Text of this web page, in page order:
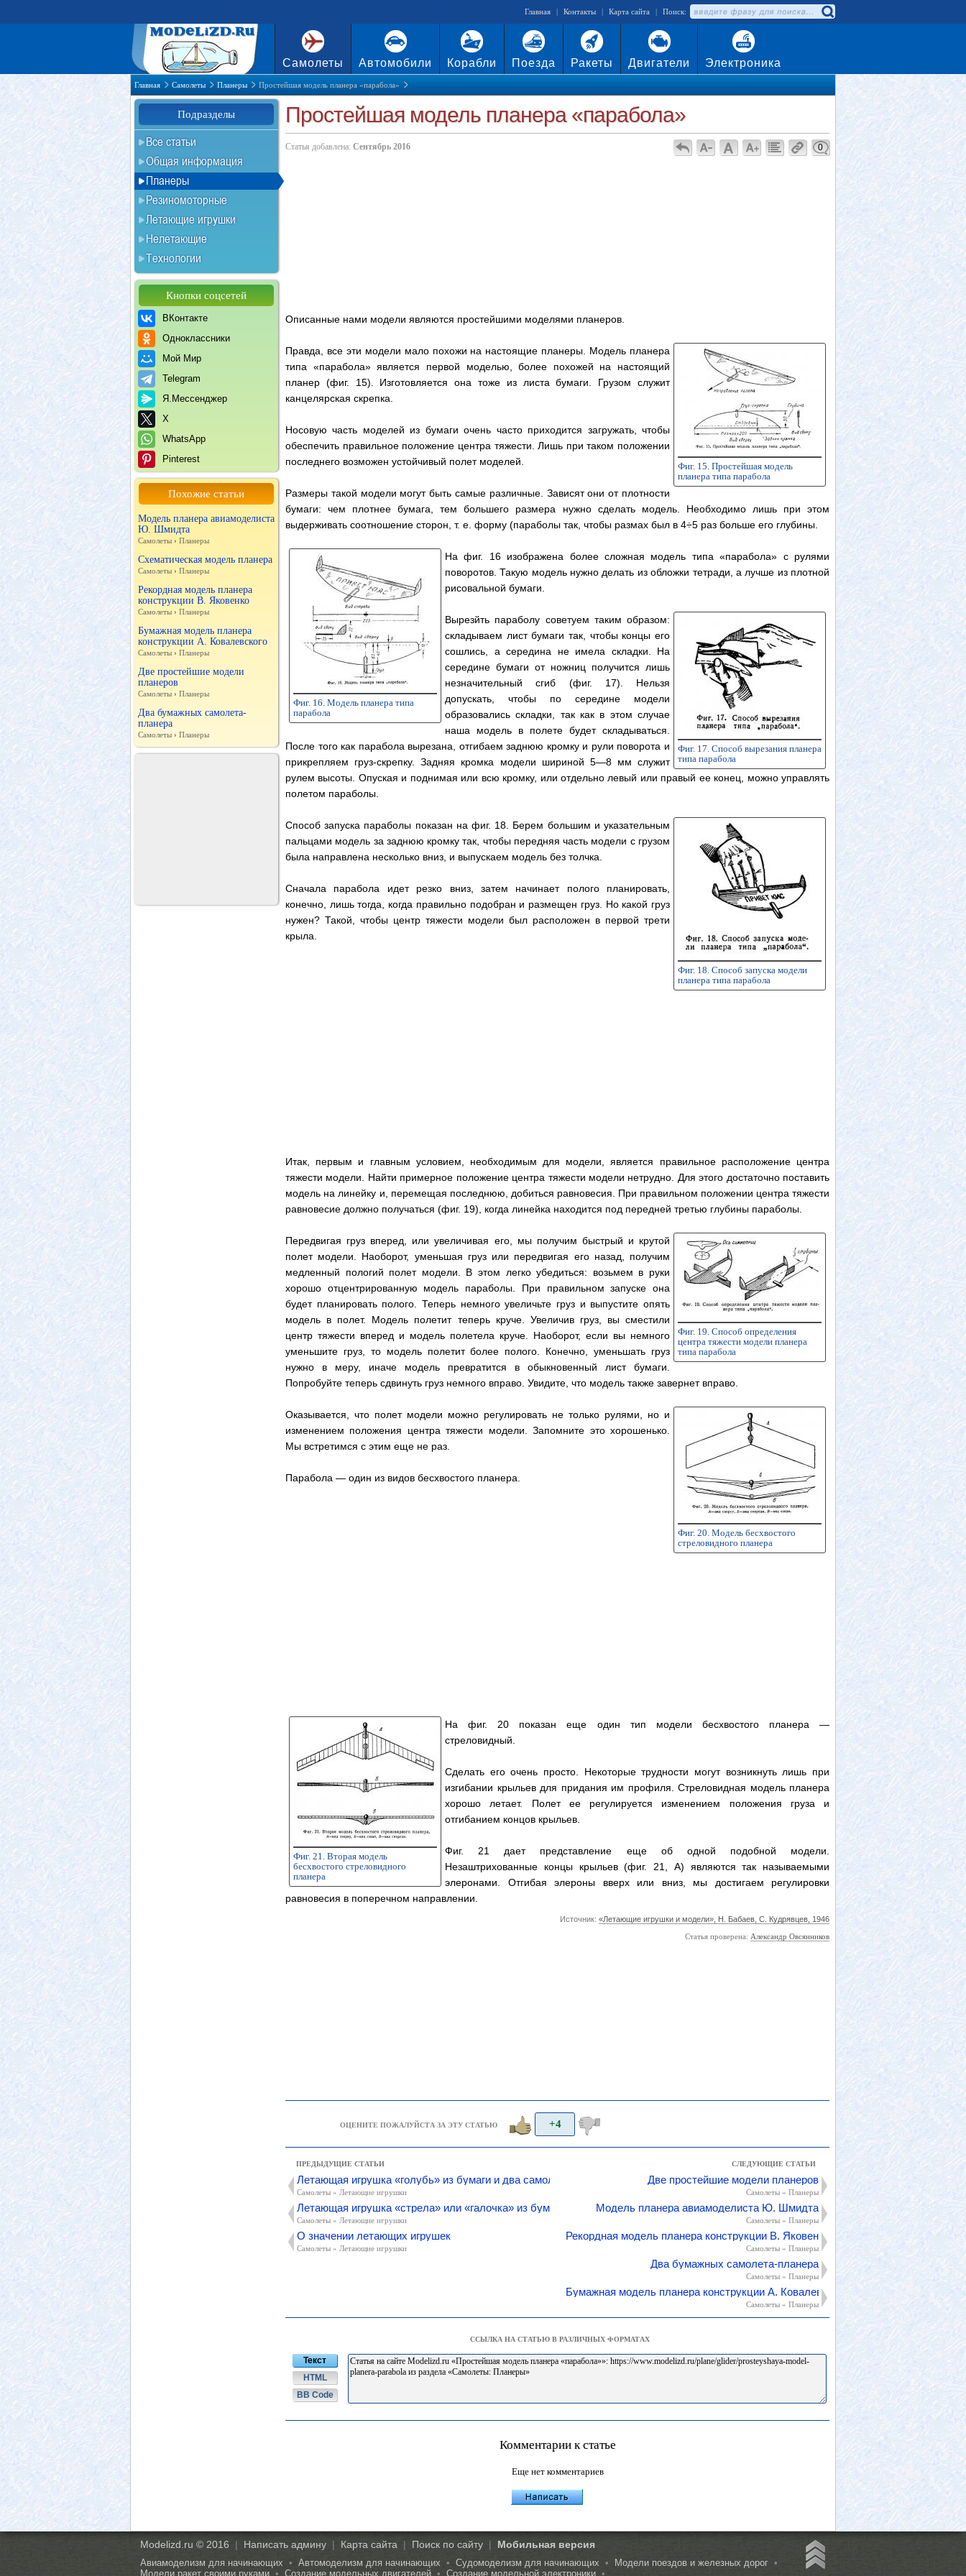
Главная | Контакты | Карта сайта | Поиск:
Самолеты Автомобили Корабли Поезда Ракеты Двигатели Электроника
Главная Самолеты Планеры Простейшая модель планера «парабола»
Подразделы
Все статьи
Общая информация
Планеры
Резиномоторные
Летающие игрушки
Нелетающие
Технологии
Кнопки соцсетей
ВКонтакте
Одноклассники
Мой Мир
Telegram
Я.Мессенджер
X
WhatsApp
Pinterest
Похожие статьи
Модель планера авиамоделиста
Ю. Шмидта
Самолеты › Планеры
Схематическая модель планера
Самолеты › Планеры
Рекордная модель планера
конструкции В. Яковенко
Самолеты › Планеры
Бумажная модель планера
конструкции А. Ковалевского
Самолеты › Планеры
Две простейшие модели
планеров
Самолеты › Планеры
Два бумажных самолета-
планера
Самолеты › Планеры
Простейшая модель планера «парабола»
Статья добавлена: Сентябрь 2016 0
Описанные нами модели являются простейшими моделями планеров.
Фиг. 15. Простейшая модель
планера типа парабола
Правда, все эти модели мало похожи на настоящие планеры. Модель планера
типа «парабола» является первой моделью, более похожей на настоящий
планер (фиг. 15). Изготовляется она тоже из листа бумаги. Грузом служит
канцелярская скрепка.
Носовую часть моделей из бумаги очень часто приходится загружать, чтобы
обеспечить правильное положение центра тяжести. Лишь при таком положении
последнего возможен устойчивый полет моделей.
Размеры такой модели могут быть самые различные. Зависят они от плотности
бумаги: чем плотнее бумага, тем большего размера нужно сделать модель. Необходимо лишь при этом
выдерживать соотношение сторон, т. е. форму (параболы так, чтобы размах был в 4÷5 раз больше его глубины.
Фиг. 16. Модель планера типа
парабола
На фиг. 16 изображена более сложная модель типа «парабола» с рулями
поворотов. Такую модель нужно делать из обложки тетради, а лучше из плотной
рисовальной бумаги.
Фиг. 17. Способ вырезания планера
типа парабола
Вырезйть параболу советуем таким образом:
складываем лист бумаги так, чтобы концы его
сошлись, а середина не имела складки. На
середине бумаги от ножниц получится лишь
незначительный сгиб (фиг. 17). Нельзя
допускать, чтобы по середине модели
образовались складки, так как в этом случае
наша модель в полете будет складываться.
После того как парабола вырезана, отгибаем заднюю кромку и рули поворота и
прикрепляем груз-скрепку. Задняя кромка модели шириной 5—8 мм служит
рулем высоты. Опуская и поднимая или всю кромку, или отдельно левый или правый ее конец, можно управлять
полетом параболы.
Фиг. 18. Способ запуска модели
планера типа парабола
Способ запуска параболы показан на фиг. 18. Берем большим и указательным
пальцами модель за заднюю кромку так, чтобы передняя часть модели с грузом
была направлена несколько вниз, и выпускаем модель без толчка.
Сначала парабола идет резко вниз, затем начинает полого планировать,
конечно, лишь тогда, когда правильно подобран и размещен груз. Но какой груз
нужен? Такой, чтобы центр тяжести модели был расположен в первой трети
крыла.
Итак, первым и главным условием, необходимым для модели, является правильное расположение центра
тяжести модели. Найти примерное положение центра тяжести модели нетрудно. Для этого достаточно поставить
модель на линейку и, перемещая последнюю, добиться равновесия. При правильном положении центра тяжести
равновесие должно получаться (фиг. 19), когда линейка находится под передней третью глубины параболы.
Фиг. 19. Способ определения
центра тяжести модели планера
типа парабола
Передвигая груз вперед, или увеличивая его, мы получим быстрый и крутой
полет модели. Наоборот, уменьшая груз или передвигая его назад, получим
медленный пологий полет модели. В этом легко убедиться: возьмем в руки
хорошо отцентрированную модель параболы. При правильном запуске она
будет планировать полого. Теперь немного увеличьте груз и выпустите опять
модель в полет. Модель полетит теперь круче. Увеличив груз, вы сместили
центр тяжести вперед и модель полетела круче. Наоборот, если вы немного
уменьшите груз, то модель полетит более полого. Конечно, уменьшать груз
нужно в меру, иначе модель превратится в обыкновенный лист бумаги.
Попробуйте теперь сдвинуть груз немного вправо. Увидите, что модель также завернет вправо.
Фиг. 20. Модель бесхвостого
стреловидного планера
Оказывается, что полет модели можно регулировать не только рулями, но и
изменением положения центра тяжести модели. Запомните это хорошенько.
Мы встретимся с этим еще не раз.
Парабола — один из видов бесхвостого планера.
Фиг. 21. Вторая модель
бесхвостого стреловидного
планера
На фиг. 20 показан еще один тип модели бесхвостого планера —
стреловидный.
Сделать его очень просто. Некоторые трудности могут возникнуть лишь при
изгибании крыльев для придания им профиля. Стреловидная модель планера
хорошо летает. Полет ее регулируется изменением положения груза и
отгибанием концов крыльев.
Фиг. 21 дает представление еще об одной подобной модели.
Незаштрихованные концы крыльев (фиг. 21, А) являются так называемыми
элеронами. Отгибая элероны вверх или вниз, мы достигаем регулировки
равновесия в поперечном направлении.
Источник: «Летающие игрушки и модели», Н. Бабаев, С. Кудрявцев, 1946
Статья проверена: Александр Овсянников
ОЦЕНИТЕ ПОЖАЛУЙСТА ЗА ЭТУ СТАТЬЮ +4
ПРЕДЫДУЩИЕ СТАТЬИ
Летающая игрушка «голубь» из бумаги и два самолетика
Самолеты » Летающие игрушки
Летающая игрушка «стрела» или «галочка» из бумаги
Самолеты » Летающие игрушки
О значении летающих игрушек
Самолеты » Летающие игрушки
СЛЕДУЮЩИЕ СТАТЬИ
Две простейшие модели планеров
Самолеты » Планеры
Модель планера авиамоделиста Ю. Шмидта
Самолеты » Планеры
Рекордная модель планера конструкции В. Яковенко
Самолеты » Планеры
Два бумажных самолета-планера
Самолеты » Планеры
Бумажная модель планера конструкции А. Ковалевского
Самолеты » Планеры
ССЫЛКА НА СТАТЬЮ В РАЗЛИЧНЫХ ФОРМАТАХ
Текст
HTML
BB Code
Комментарии к статье
Еще нет комментариев
Modelizd.ru © 2016 | Написать админу | Карта сайта | Поиск по сайту | Мобильная версия
Авиамоделизм для начинающих • Автомоделизм для начинающих • Судомоделизм для начинающих • Модели поездов и железных дорог •
Модели ракет своими руками • Создание модельных двигателей • Создание модельной электроники •